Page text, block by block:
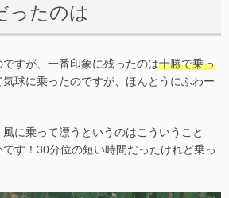
ったのは
すが、一番印象に残ったのは十勝で乗っ
気球に乗ったのですが、ほんとうにふわー
に乗って漂うというのはこういうこと
す！30分位の短い時間だったけれど乗っ